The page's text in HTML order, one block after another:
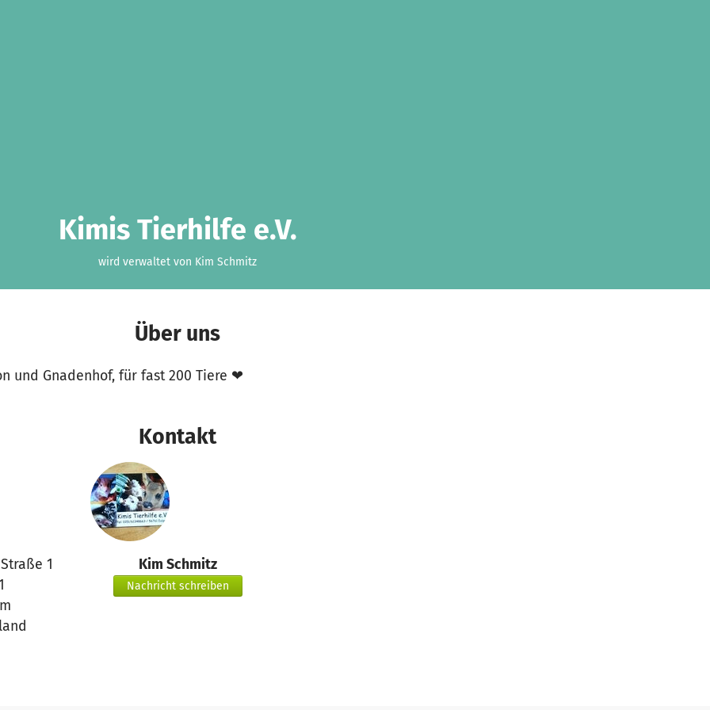
Kimis Tierhilfe e.V.
wird verwaltet von Kim Schmitz
Über uns
und Gnadenhof, für fast 200 Tiere ❤
Kontakt
1
Kim Schmitz
Nachricht schreiben